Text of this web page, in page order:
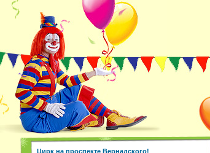
Цирк на проспекте Вернадского!